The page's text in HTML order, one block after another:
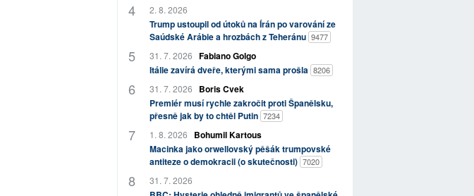
2. 8. 2026
Trump ustoupil od útoků na Írán po varování ze
Saúdské Arábie a hrozbách z Teheránu 9477
31. 7. 2026 Fabiano Golgo
Itálie zavírá dveře, kterými sama prošla 8206
31. 7. 2026
Boris Cvek
Premiér musí rychle zakročit proti Španělsku,
přesně jak by to chtěl Putin 7234
1. 8. 2026
Bohumil Kartous
Macinka jako orwellovský pěšák trumpovské
antiteze o demokracii (o skutečnosti) 7020
31. 7. 2026